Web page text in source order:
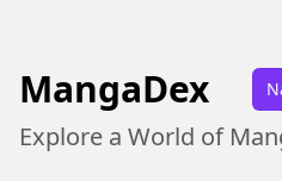
MangaDex
Explore a World of